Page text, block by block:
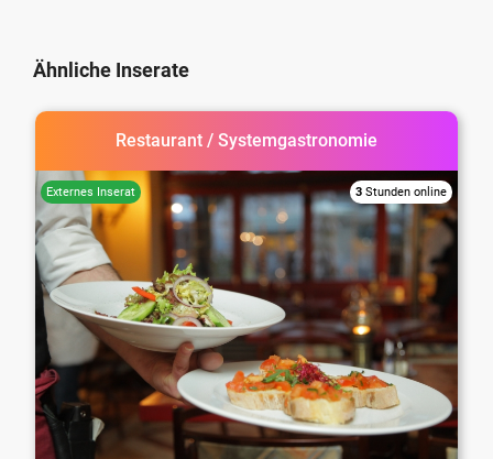
Ähnliche Inserate
Restaurant / Systemgastronomie
3 Stunden online